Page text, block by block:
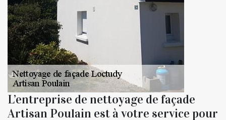
L’entreprise de nettoyage de façade
Artisan Poulain est à votre service pour